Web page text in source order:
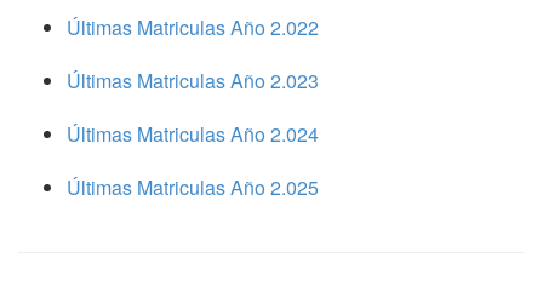
Últimas Matriculas Año 2.022
Últimas Matriculas Año 2.023
Últimas Matriculas Año 2.024
Últimas Matriculas Año 2.025